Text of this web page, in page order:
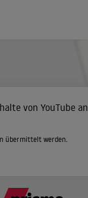
von YouTube
übermittelt werden.